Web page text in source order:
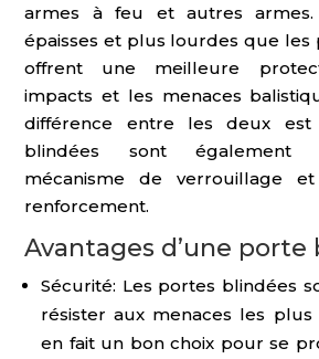
armes à feu et autres
épaisses et plus lourdes que les
offrent une meilleure
impacts et les menaces
différence entre les deux
blindées sont également
mécanisme de verrouillage
renforcement.
Avantages d’une porte
Sécurité: Les portes blindées
résister aux menaces les
en fait un bon choix pour se